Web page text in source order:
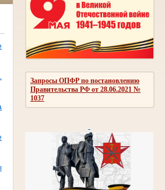
Запросы ОПФР по постановлению
Правительства РФ от 28.06.2021 №
1037